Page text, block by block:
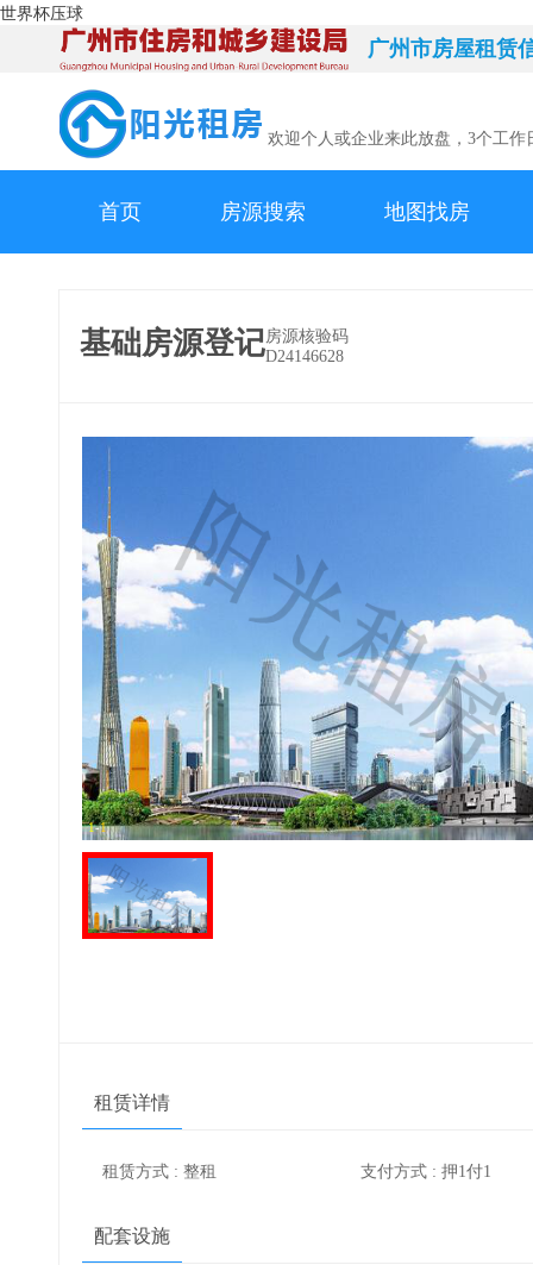
世界杯压球
广州市房屋租赁
欢迎个人或企业来此放盘，3个工作
首页 房源搜索 地图找房
基础房源登记房源核验码
D24146628
1-1
租赁详情
租赁方式 : 整租 支付方式 : 押1付1
配套设施